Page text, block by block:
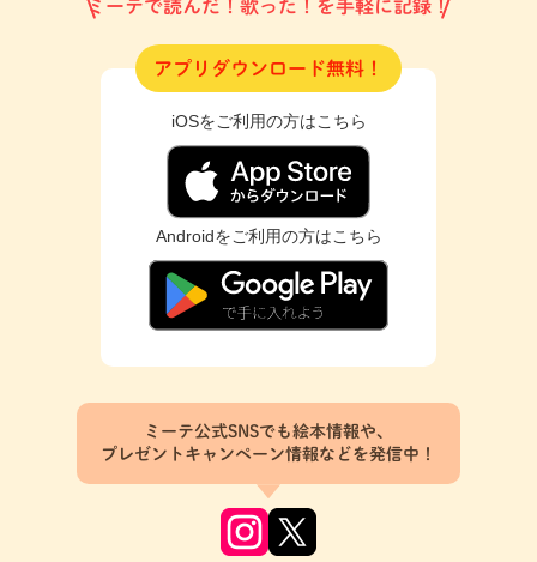
ミーテで読んだ！歌った！を手軽に記録！
アプリダウンロード無料！
iOSをご利用の方はこちら
Androidをご利用の方はこちら
ミーテ公式SNSでも絵本情報や、
プレゼントキャンペーン情報などを発信中！